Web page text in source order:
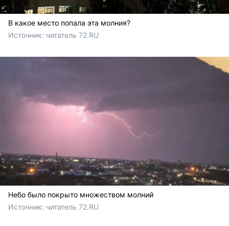
В какое место попала эта молния?
Источник: читатель 72.RU
Небо было покрыто множеством молний
Источник: читатель 72.RU